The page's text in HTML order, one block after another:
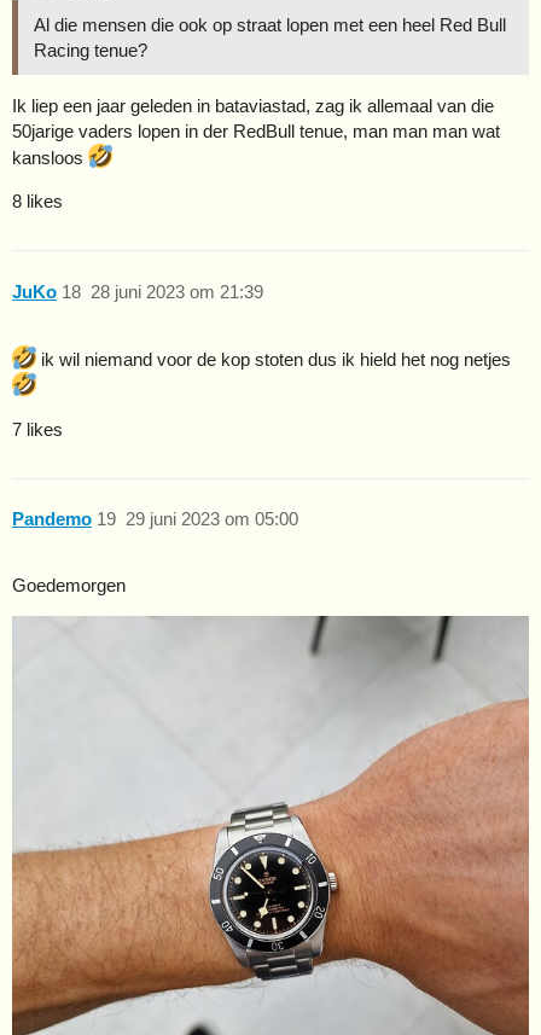
Al die mensen die ook op straat lopen met een heel Red Bull
Racing tenue?
Ik liep een jaar geleden in bataviastad, zag ik allemaal van die
50jarige vaders lopen in der RedBull tenue, man man man wat
kansloos
8 likes
JuKo 28 juni 2023 om 21:39
18
ik wil niemand voor de kop stoten dus ik hield het nog netjes
7 likes
Pandemo 29 juni 2023 om 05:00
19
Goedemorgen